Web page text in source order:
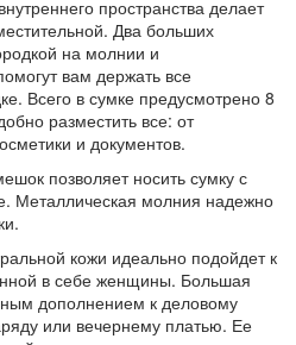
пространства делает
Два больших
на молнии и
вам держать все
Всего в сумке предусмотрено 8
разместить все: от
и документов.
позволяет носить сумку с
Металлическая молния надежно
кожи идеально подойдет к
в себе женщины. Большая
дополнением к деловому
или вечернему платью. Ее